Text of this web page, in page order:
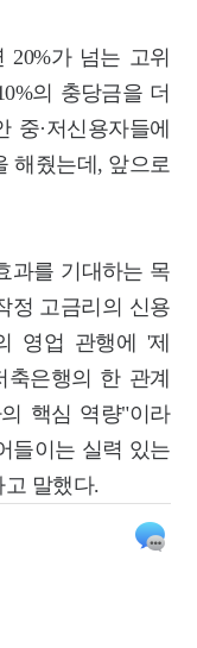
20%가 넘는 고위
의 충당금을 더
중·저신용자들에
해줬는데, 앞으로
과를 기대하는 목
정 고금리의 신용
영업 관행에 '제
은행의 한 관계
핵심 역량"이라
들이는 실력 있는
말했다.